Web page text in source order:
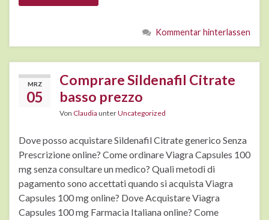
Kommentar hinterlassen
MRZ
05
Comprare Sildenafil Citrate
basso prezzo
Von Claudia unterUncategorized
Dove posso acquistare Sildenafil Citrate generico Senza
Prescrizione online? Come ordinare Viagra Capsules 100
mg senza consultare un medico? Quali metodi di
pagamento sono accettati quando si acquista Viagra
Capsules 100 mg online? Dove Acquistare Viagra
Capsules 100 mg Farmacia Italiana online? Come